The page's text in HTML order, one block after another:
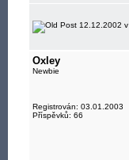
12.12.2002 v
Oxley
Newbie
Registrován: 03.01.2003
Příspěvků: 66